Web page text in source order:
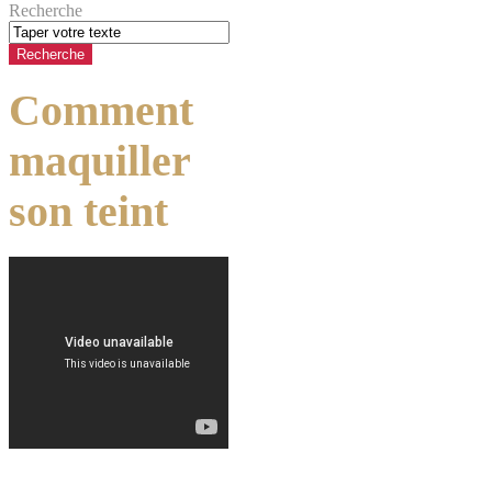
Recherche
Comment
maquiller
son teint